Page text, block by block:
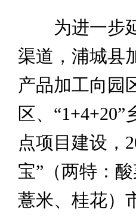
为进一步延
渠道，浦城县
产品加工向园
区、
点项目建设，
宝”（两特：
薏米、桂花）